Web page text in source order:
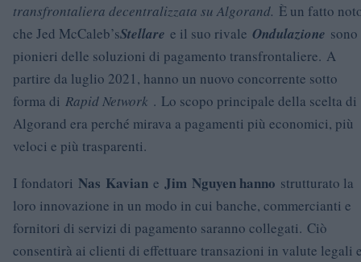
transfrontaliera decentralizzata su Algorand. È un fatto
che Jed McCaleb’sStellare e il suo rivale Ondulazione
pionieri delle soluzioni di pagamento transfrontaliere. A
partire da luglio 2021, hanno un nuovo concorrente sotto
forma di Rapid Network . Lo scopo principale della scelta di
Algorand era perché mirava a pagamenti più economici, più
veloci e più trasparenti.
I fondatori Nas Kavian e Jim Nguyen hanno strutturato la
loro innovazione in un modo in cui banche, commercianti e
fornitori di servizi di pagamento saranno collegati. Ciò
consentirà ai clienti di effettuare transazioni in valute legali